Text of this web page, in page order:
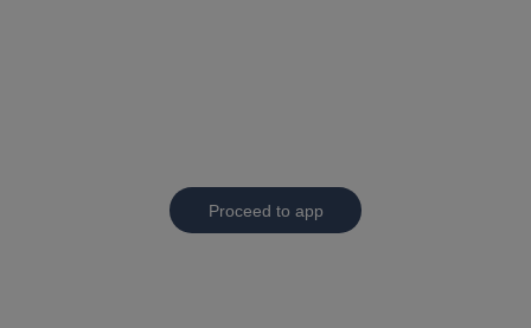
Proceed to app